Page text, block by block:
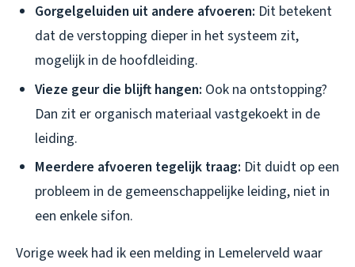
Gorgelgeluiden uit andere afvoeren: Dit betekent
dat de verstopping dieper in het systeem zit,
mogelijk in de hoofdleiding.
Vieze geur die blijft hangen: Ook na ontstopping?
Dan zit er organisch materiaal vastgekoekt in de
leiding.
Meerdere afvoeren tegelijk traag: Dit duidt op een
probleem in de gemeenschappelijke leiding, niet in
een enkele sifon.
Vorige week had ik een melding in Lemelerveld waar